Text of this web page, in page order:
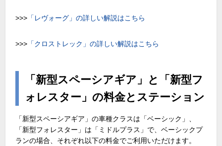
>>> 「レヴォーグ」の詳しい解説はこちら
>>> 「クロストレック」の詳しい解説はこちら
「新型スペーシアギア」と「新型フ
ォレスター」の料金とステーション
「新型スペーシアギア」の車種クラスは「ベーシック」、
「新型フォレスター」は「ミドルプラス」で、ベーシックプ
ランの場合、それぞれ以下の料金でご利用いただけます。